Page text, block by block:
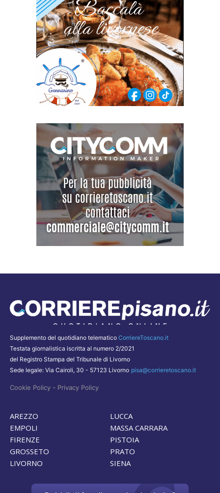
Supplemento del quotidiano telematico CorriereToscano.it
Testata giornalistica iscritta al numero 2/2021
del Registro Stampa del Tribunale di Livorno
Sede legale: Via Cairoli, 30 - 57123 Livorno pisa@corrieretoscano.it
Cookie Policy - Privacy Policy
AREZZO
EMPOLI
FIRENZE
GROSSETO
LIVORNO
LUCCA
MASSA CARRARA
PISTOIA
PRATO
SIENA